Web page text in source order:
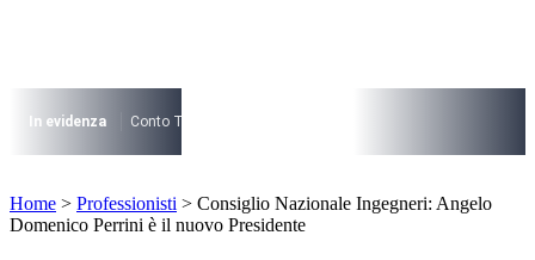
I più cercati
Lorem ipsum dolor sit amet consectetur
Lorem ipsum dolor sit amet consectetur
In evidenza Conto Termico
Lorem ipsum dolor sit amet consectetur
Home > Professionisti > Consiglio Nazionale Ingegneri: Angelo
Domenico Perrini è il nuovo Presidente